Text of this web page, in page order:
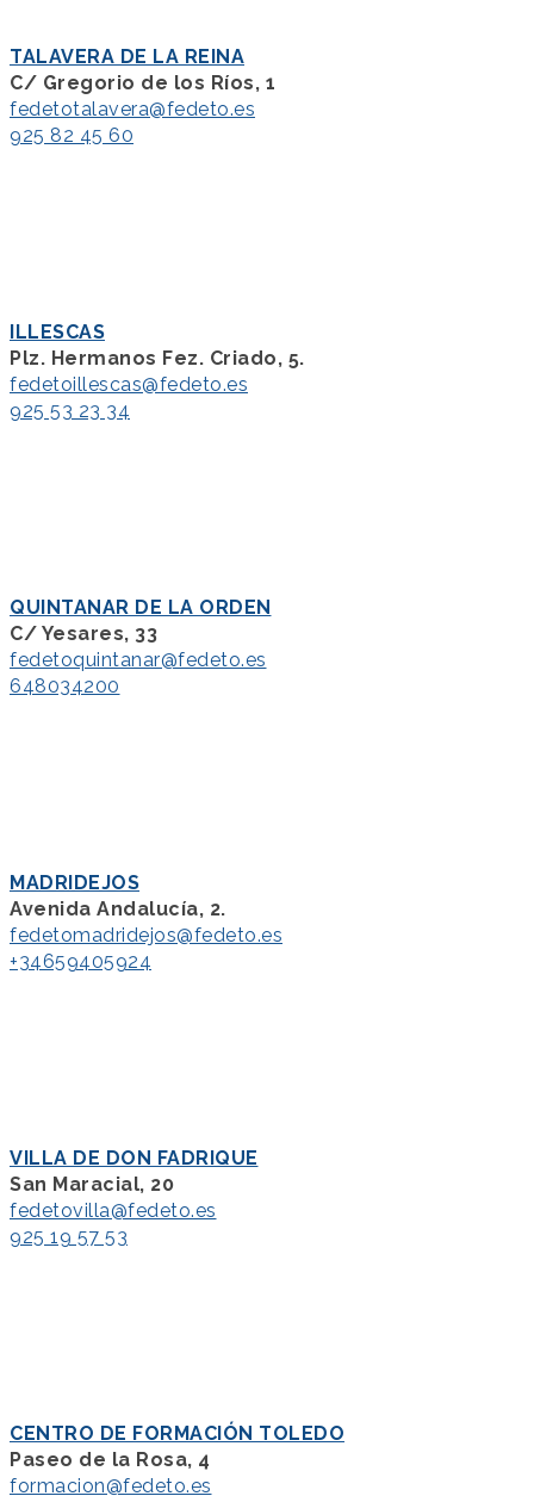
TALAVERA DE LA REINA
C/ Gregorio de los Ríos, 1
fedetotalavera@fedeto.es
925 82 45 60
ILLESCAS
Plz. Hermanos Fez. Criado, 5.
fedetoillescas@fedeto.es
925 53 23 34
QUINTANAR DE LA ORDEN
C/ Yesares, 33
fedetoquintanar@fedeto.es
648034200
MADRIDEJOS
Avenida Andalucía, 2.
fedetomadridejos@fedeto.es
+34659405924
VILLA DE DON FADRIQUE
San Maracial, 20
fedetovilla@fedeto.es
925 19 57 53
CENTRO DE FORMACIÓN TOLEDO
Paseo de la Rosa, 4
formacion@fedeto.es